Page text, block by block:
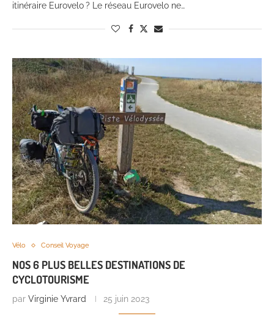
itinéraire Eurovelo ? Le réseau Eurovelo ne…
Vélo Conseil Voyage
NOS 6 PLUS BELLES DESTINATIONS DE
CYCLOTOURISME
par Virginie Yvrard 25 juin 2023